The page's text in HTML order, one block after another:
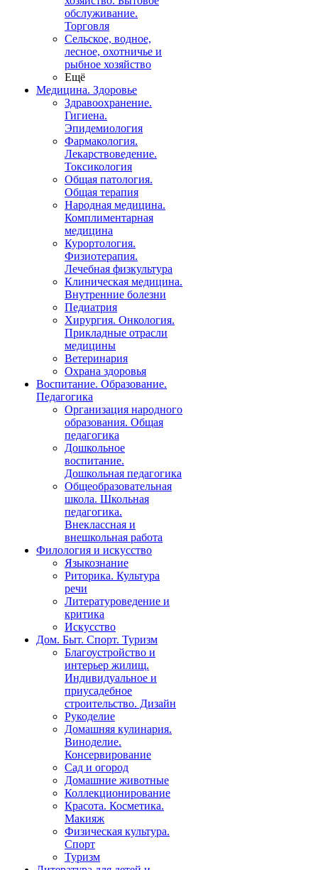
обслуживание.
Торговля
Сельское, водное,
лесное, охотничье и
рыбное хозяйство
Ещё
Медицина. Здоровье
Здравоохранение.
Гигиена.
Эпидемиология
Фармакология.
Лекарствоведение.
Токсикология
Общая патология.
Общая терапия
Народная медицина.
Комплиментарная
медицина
Курортология.
Физиотерапия.
Лечебная физкультура
Клиническая медицина.
Внутренние болезни
Педиатрия
Хирургия. Онкология.
Прикладные отрасли
медицины
Ветеринария
Охрана здоровья
Воспитание. Образование.
Педагогика
Организация народного
образования. Общая
педагогика
Дошкольное
воспитание.
Дошкольная педагогика
Общеобразовательная
школа. Школьная
педагогика.
Внеклассная и
внешкольная работа
Филология и искусство
Языкознание
Риторика. Культура
речи
Литературоведение и
критика
Искусство
Дом. Быт. Спорт. Туризм
Благоустройство и
интерьер жилищ.
Индивидуальное и
приусадебное
строительство. Дизайн
Рукоделие
Домашняя кулинария.
Виноделие.
Консервирование
Сад и огород
Домашние животные
Коллекционирование
Красота. Косметика.
Макияж
Физическая культура.
Спорт
Туризм